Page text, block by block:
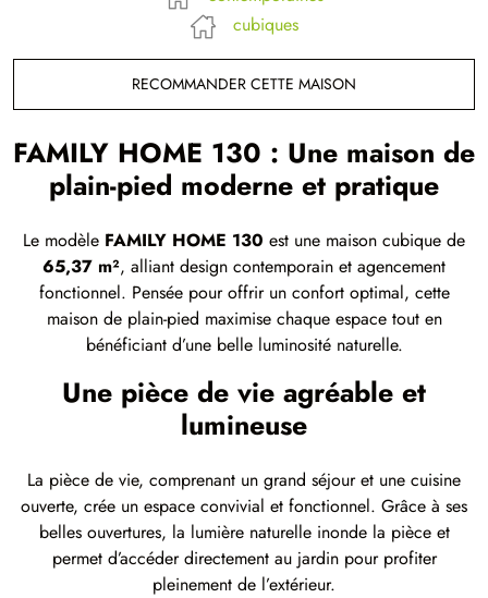
cubiques
RECOMMANDER CETTE MAISON
FAMILY HOME 130 : Une maison de
plain-pied moderne et pratique
Le modèle FAMILY HOME 130 est une maison cubique de
65,37 m², alliant design contemporain et agencement
fonctionnel. Pensée pour offrir un confort optimal, cette
maison de plain-pied maximise chaque espace tout en
bénéficiant d’une belle luminosité naturelle.
Une pièce de vie agréable et
lumineuse
La pièce de vie, comprenant un grand séjour et une cuisine
ouverte, crée un espace convivial et fonctionnel. Grâce à ses
belles ouvertures, la lumière naturelle inonde la pièce et
permet d’accéder directement au jardin pour profiter
pleinement de l’extérieur.